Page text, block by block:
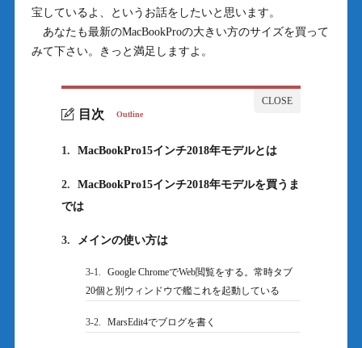
宝しているよ、というお話をしたいと思います。
あなたも最新のMacBookProの大きい方のサイズを買って
みて下さい。きっと満足しますよ。
目次 Outline
1. MacBookPro15インチ2018年モデルとは
2.
MacBookPro15インチ2018年モデルを買うま
では
3. メインの使い方は
3-1.
Google ChromeでWeb閲覧をする。常時タブ
20個と別ウィンドウで艦これを起動している
3-2. MarsEdit4でブログを書く